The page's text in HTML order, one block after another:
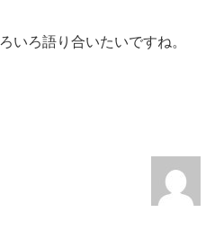
いろ語り合いたいですね。